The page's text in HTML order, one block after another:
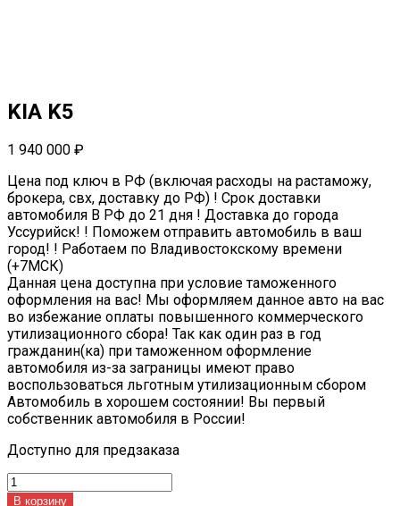
KIA K5
1 940 000 ₽
Цена под ключ в РФ (включая расходы на растаможу,
брокера, свх, доставку до РФ) ! Срок доставки
автомобиля В РФ до 21 дня ! Доставка до города
Уссурийск! ! Поможем отправить автомобиль в ваш
город! ! Работаем по Владивостокскому времени
(+7МСК)
Данная цена доступна при условие таможенного
оформления на вас! Мы оформляем данное авто на вас
во избежание оплаты повышенного коммерческого
утилизационного сбора! Так как один раз в год
гражданин(ка) при таможенном оформление
автомобиля из-за заграницы имеют право
воспользоваться льготным утилизационным сбором
Автомобиль в хорошем состоянии! Вы первый
собственник автомобиля в России!
Доступно для предзаказа
Количество
товара
В корзину